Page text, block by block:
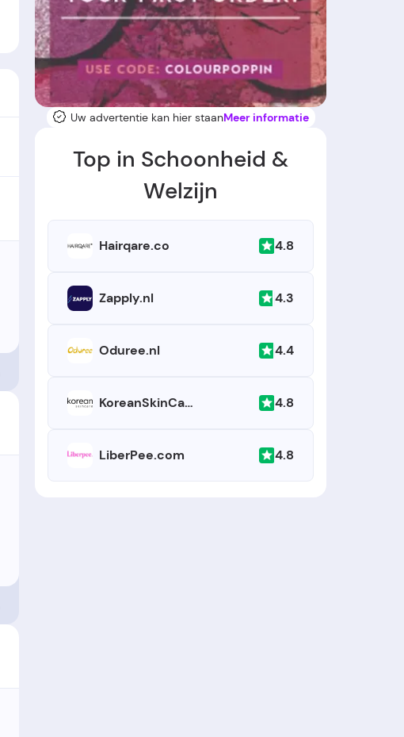
Uw advertentie kan hier staanMeer informatie
Top in Schoonheid &
Welzijn
Hairqare.co 4.8
Zapply.nl 4.3
Oduree.nl 4.4
KoreanSkinCare.nl 4.8
LiberPee.com 4.8